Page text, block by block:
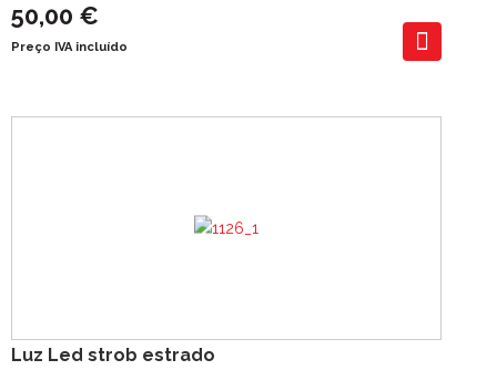
50,00 €
Preço IVA incluído
Luz Led strob estrado